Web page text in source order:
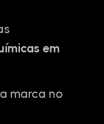
em
marca no